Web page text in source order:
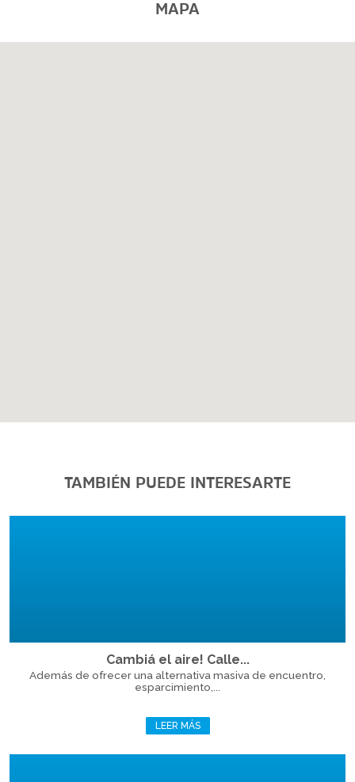
MAPA
TAMBIÉN PUEDE INTERESARTE
Cambiá el aire! Calle...
Además de ofrecer una alternativa masiva de encuentro,
esparcimiento,...
LEER MÁS